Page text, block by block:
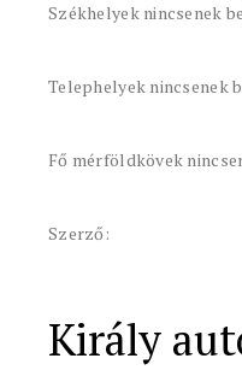
Székhelyek nincsenek
Telephelyek nincsenek
Fő mérföldkövek
Szerző:
Király